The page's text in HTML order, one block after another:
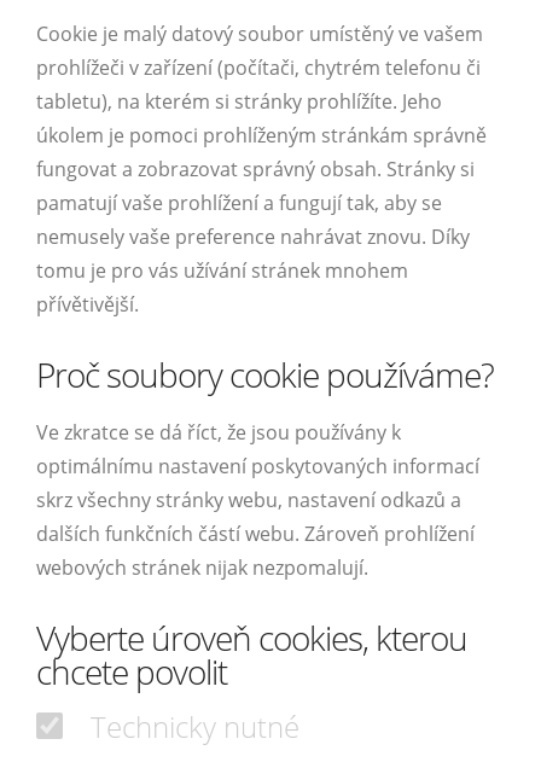
Cookie je malý datový soubor umístěný ve vašem
prohlížeči v zařízení (počítači, chytrém telefonu či
tabletu), na kterém si stránky prohlížíte. Jeho
úkolem je pomoci prohlíženým stránkám správně
fungovat a zobrazovat správný obsah. Stránky si
pamatují vaše prohlížení a fungují tak, aby se
nemusely vaše preference nahrávat znovu. Díky
tomu je pro vás užívání stránek mnohem
přívětivější.
Proč soubory cookie používáme?
Ve zkratce se dá říct, že jsou používány k
optimálnímu nastavení poskytovaných informací
skrz všechny stránky webu, nastavení odkazů a
dalších funkčních částí webu. Zároveň prohlížení
webových stránek nijak nezpomalují.
Vyberte úroveň cookies, kterou
chcete povolit
Technicky nutné